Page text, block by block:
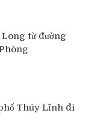
từ đường
Thúy Lĩnh đi